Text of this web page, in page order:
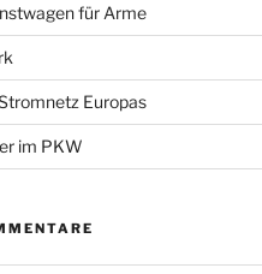
für Arme
Europas
im PKW